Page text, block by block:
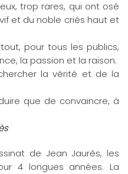
trop rares, qui ont osé
et du noble criés haut et
pour tous les publics,
la passion et la raison.
la vérité et de la
que de convaincre, à
de Jean Jaurès, les
4 longues années. La